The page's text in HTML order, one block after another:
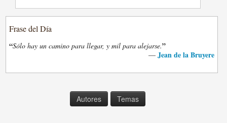
Frase del Día
“Sólo hay un camino para llegar, y mil para alejarse.”
— Jean de la Bruyere
Autores Temas